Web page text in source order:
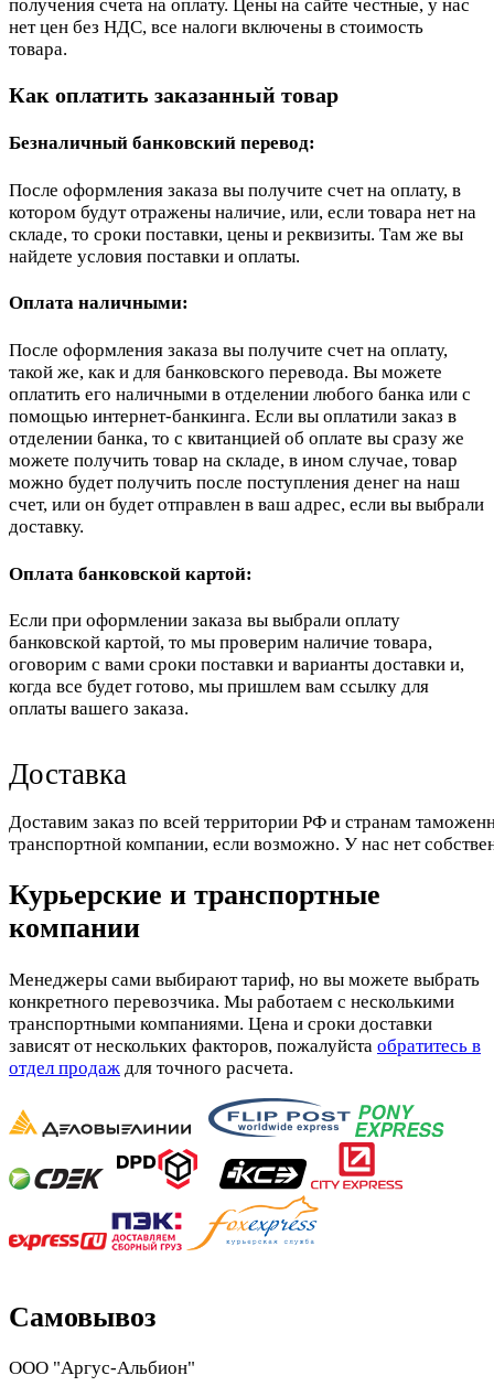
получения счета на оплату. Цены на сайте честные, у нас
нет цен без НДС, все налоги включены в стоимость
товара.
Как оплатить заказанный товар
Безналичный банковский перевод:
После оформления заказа вы получите счет на оплату, в
котором будут отражены наличие, или, если товара нет на
складе, то сроки поставки, цены и реквизиты. Там же вы
найдете условия поставки и оплаты.
Оплата наличными:
После оформления заказа вы получите счет на оплату,
такой же, как и для банковского перевода. Вы можете
оплатить его наличными в отделении любого банка или с
помощью интернет-банкинга. Если вы оплатили заказ в
отделении банка, то с квитанцией об оплате вы сразу же
можете получить товар на складе, в ином случае, товар
можно будет получить после поступления денег на наш
счет, или он будет отправлен в ваш адрес, если вы выбрали
доставку.
Оплата банковской картой:
Если при оформлении заказа вы выбрали оплату
банковской картой, то мы проверим наличие товара,
оговорим с вами сроки поставки и варианты доставки и,
когда все будет готово, мы пришлем вам ссылку для
оплаты вашего заказа.
Доставка
Доставим заказ по всей территории РФ и странам
транспортной компании, если возможно. У нас нет
Курьерские и транспортные
компании
Менеджеры сами выбирают тариф, но вы можете выбрать
конкретного перевозчика. Мы работаем с несколькими
транспортными компаниями. Цена и сроки доставки
зависят от нескольких факторов, пожалуйста обратитесь в
отдел продаж для точного расчета.
Самовывоз
ООО "Аргус-Альбион"